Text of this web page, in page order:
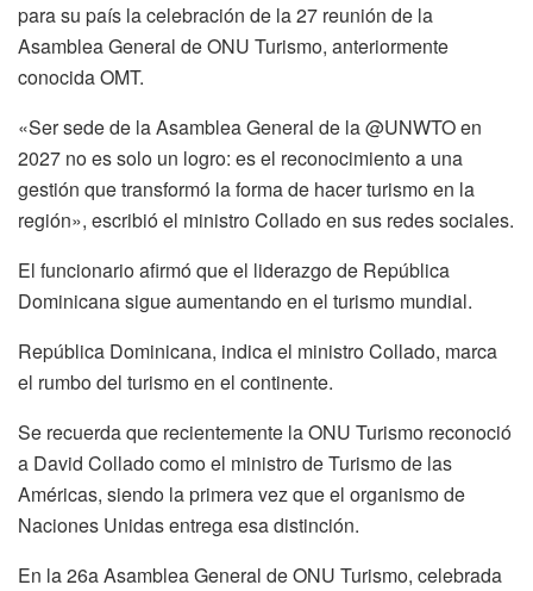
para su país la celebración de la 27 reunión de la
Asamblea General de ONU Turismo, anteriormente
conocida OMT.
«Ser sede de la Asamblea General de la @UNWTO en
2027 no es solo un logro: es el reconocimiento a una
gestión que transformó la forma de hacer turismo en la
región», escribió el ministro Collado en sus redes sociales.
El funcionario afirmó que el liderazgo de República
Dominicana sigue aumentando en el turismo mundial.
República Dominicana, indica el ministro Collado, marca
el rumbo del turismo en el continente.
Se recuerda que recientemente la ONU Turismo reconoció
a David Collado como el ministro de Turismo de las
Américas, siendo la primera vez que el organismo de
Naciones Unidas entrega esa distinción.
En la 26a Asamblea General de ONU Turismo, celebrada